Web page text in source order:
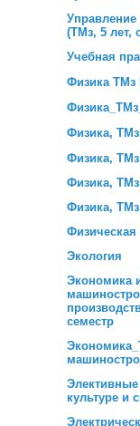
Управление
(ТМз, 5 лет,
Учебная
Физика
Физика,
Физика,
Физика,
Физика,
Физическая
Экология
Экономика
семестр
культуре и